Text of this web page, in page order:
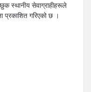
स्थानीय सेवाग्राहीहरूले
प्रकाशित गरिएको छ ।